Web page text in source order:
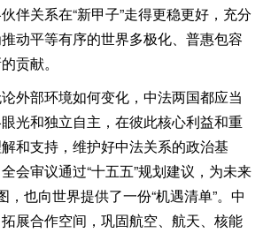
伴关系在“新甲子”走得更稳更好，充分
动平等有序的世界多极化、普惠包容
贡献。
部环境如何变化，中法两国都应当
光和独立自主，在彼此核心利益和重
和支持，维护好中法关系的政治基
会审议通过“十五五”规划建议，为未来
，也向世界提供了一份“机遇清单”。中
展合作空间，巩固航空、航天、核能